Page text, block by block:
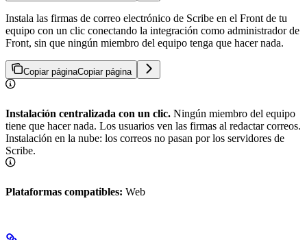
Instala las firmas de correo electrónico de Scribe en el Front de tu
equipo con un clic conectando la integración como administrador de
Front, sin que ningún miembro del equipo tenga que hacer nada.
Copiar páginaCopiar página
Instalación centralizada con un clic. Ningún miembro del equipo
tiene que hacer nada. Los usuarios ven las firmas al redactar correos.
Instalación en la nube: los correos no pasan por los servidores de
Scribe.
Plataformas compatibles: Web